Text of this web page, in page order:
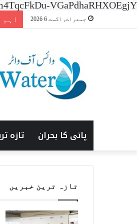
VGaPdhaRHXOEgjY
جمعرات, اگست 6 2026 اہم
پانی کا بحران تازہ
تازہ ترین خبریں